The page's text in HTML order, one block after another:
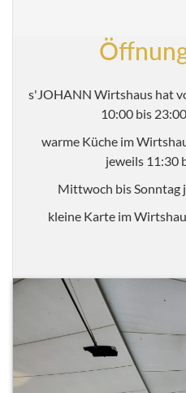
s'JOHANN Wirtshaus hat
10:00 bis
warme Küche im
jeweils 11:30
Mittwoch bis Sonntag
kleine Karte im